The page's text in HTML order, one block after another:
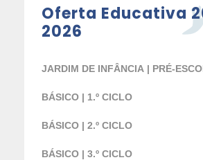
Oferta Educativa
2026
JARDIM DE INFÂNCIA | PRÉ-
BÁSICO | 1.º CICLO
BÁSICO | 2.º CICLO
BÁSICO | 3.º CICLO